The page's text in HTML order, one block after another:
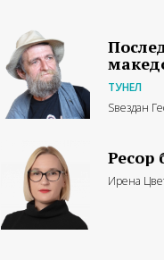
ТУНЕЛ
Ѕвездан
Ресор
Ирена